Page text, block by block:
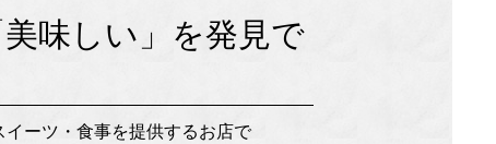
味しい」を発見で
ーツ・食事を提供するお店で